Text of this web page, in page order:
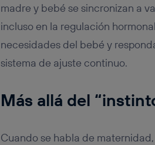
madre y bebé se sincronizan a
incluso en la regulación
necesidades del bebé y
sistema de ajuste continuo.
Más allá del
Cuando se habla de